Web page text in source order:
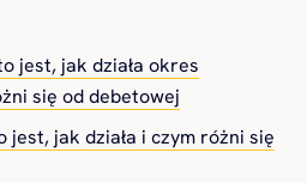
jest, jak działa okres
się od debetowej
jak działa i czym różni się